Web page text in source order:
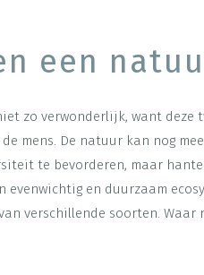
een
zo verwonderlijk, want deze
mens. De natuur kan nog
te bevorderen, maar
en duurzaam
verschillende soorten. Waar